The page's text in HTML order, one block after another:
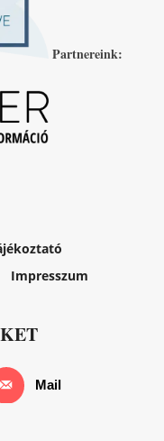
Partnereink:
Impresszum
Mail